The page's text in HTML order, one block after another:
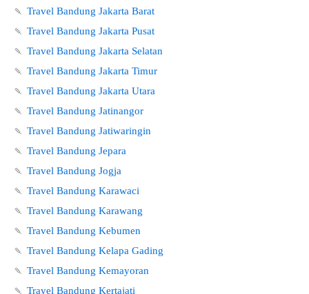
🍡 Travel Bandung Jakarta Barat
🍡 Travel Bandung Jakarta Pusat
🍡 Travel Bandung Jakarta Selatan
🍡 Travel Bandung Jakarta Timur
🍡 Travel Bandung Jakarta Utara
🍡 Travel Bandung Jatinangor
🍡 Travel Bandung Jatiwaringin
🍡 Travel Bandung Jepara
🍡 Travel Bandung Jogja
🍡 Travel Bandung Karawaci
🍡 Travel Bandung Karawang
🍡 Travel Bandung Kebumen
🍡 Travel Bandung Kelapa Gading
🍡 Travel Bandung Kemayoran
🍡 Travel Bandung Kertajati